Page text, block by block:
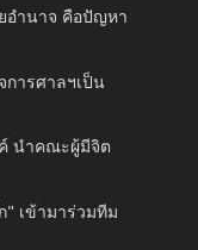
อำนาจ คือปัญหา
ารศาลฯเป็น
นำคณะผู้มีจิต
" เข้ามาร่วมทีม